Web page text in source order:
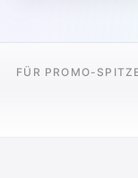
FÜR PROMO-